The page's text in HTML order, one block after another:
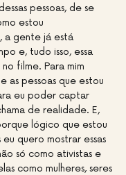
pessoas, de se
estou
a gente já está
e, tudo isso, essa
filme. Para mim
as pessoas que estou
eu poder captar
de realidade. E,
lógico que estou
quero mostrar essas
só como ativistas e
como mulheres, seres